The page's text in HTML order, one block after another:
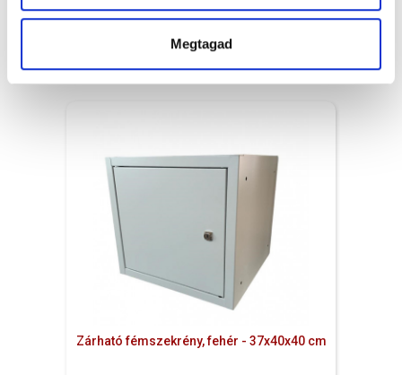
Megtagad
Raktáron
db
KOSÁRBA
Zárható fémszekrény, fehér - 37x40x40 cm